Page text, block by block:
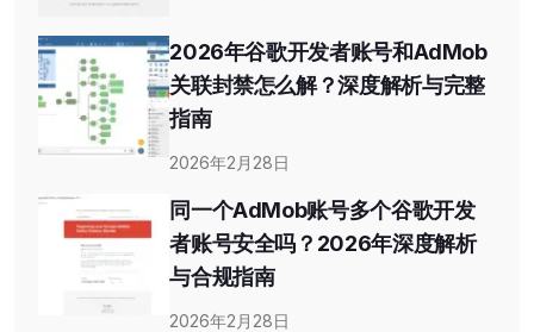
2026年谷歌开发者账号和AdMob
关联封禁怎么解？深度解析与完整
指南
2026年2月28日
同一个AdMob账号多个谷歌开发
者账号安全吗？2026年深度解析
与合规指南
2026年2月28日